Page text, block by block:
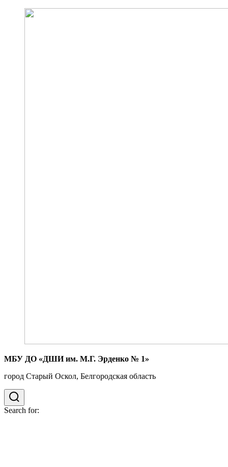
МБУ ДО «ДШИ им. М.Г. Эрденко № 1»
город Старый Оскол, Белгородская область
Search for: